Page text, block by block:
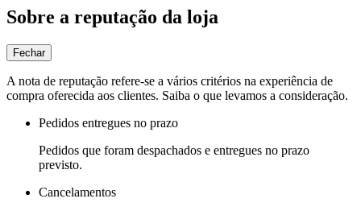
Sobre a reputação da loja
Fechar
A nota de reputação refere-se a vários critérios na experiência de
compra oferecida aos clientes. Saiba o que levamos a consideração.
Pedidos entregues no prazo
Pedidos que foram despachados e entregues no prazo
previsto.
Cancelamentos